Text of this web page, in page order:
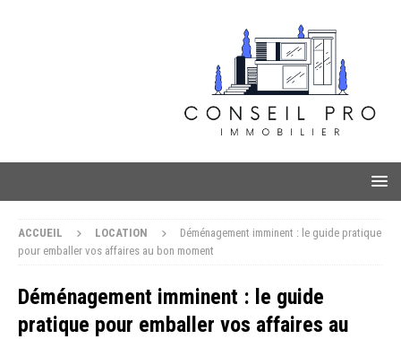
ACCUEIL LOCATION
Déménagement imminent : le guide pratique
pour emballer vos affaires au bon moment
Déménagement imminent : le guide
pratique pour emballer vos affaires au